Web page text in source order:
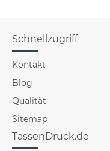
Schnellzugriff
Kontakt
Blog
Qualität
Sitemap
TassenDruck.de